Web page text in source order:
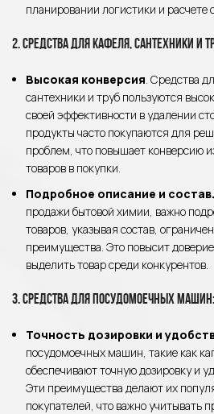
планировании логистики и расчете
2. Средства для кафеля, сантехники и
Высокая конверсия. Средства
сантехники и труб пользуются
своей эффективности в удалении
продукты часто покупаются для
проблем, что повышает конверсию
товаров в покупки.
Подробное описание и состав.
продажи бытовой химии, важно
товаров, указывая состав,
преимущества. Это повысит
выделить товар среди конкурентов.
3. Средства для посудомоечных машин:
Точность дозировки и
посудомоечных машин, такие как
обеспечивают точную дозировку и
Эти преимущества делают их
покупателей, что важно учитывать